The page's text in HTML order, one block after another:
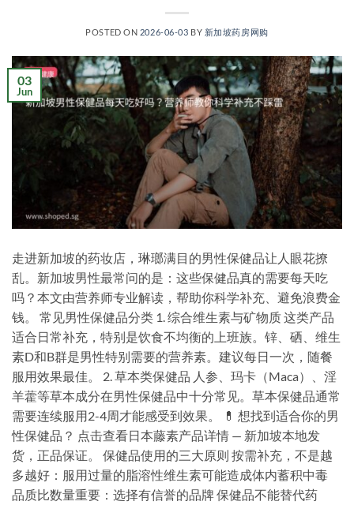
POSTED ON 2026-06-03 BY 新加坡药房网购
03
Jun
走进新加坡的药妆店，琳瑯满目的男性保健品让人眼花撩
乱。新加坡男性最常问的是：这些保健品真的需要每天吃
吗？本文由营养师专业解读，帮助你科学补充、避免浪费金
钱。 常见男性保健品分类 1. 综合维生素与矿物质 这类产品
适合日常补充，特别是饮食不均衡的上班族。锌、硒、维生
素D和B群是男性特别需要的营养素。建议每日一次，随餐
服用效果最佳。 2. 草本类保健品 人参、玛卡（Maca）、淫
羊藿等草本成分在男性保健品中十分常见。草本保健品通常
需要连续服用2-4周才能感受到效果。 💊 想找到适合你的男
性保健品？ 点击查看日本藤素产品详情 — 新加坡本地发
货，正品保证。 保健品使用的三大原则 按需补充，不是越
多越好：服用过量的脂溶性维生素可能造成体内蓄积中毒
品质比数量重要：选择有信誉的品牌 保健品不能替代药